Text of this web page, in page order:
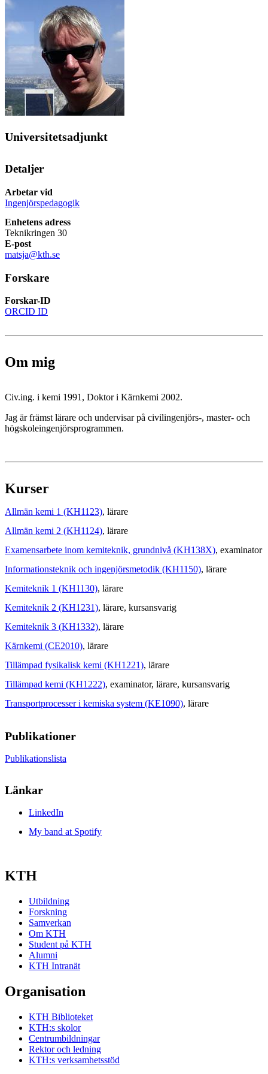
Universitetsadjunkt
Detaljer
Arbetar vid
Ingenjörspedagogik
Enhetens adress
Teknikringen 30
E-post
matsja@kth.se
Forskare
Forskar-ID
ORCID ID
Om mig
Civ.ing. i kemi 1991, Doktor i Kärnkemi 2002.
Jag är främst lärare och undervisar på civilingenjörs-, master- och
högskoleingenjörsprogrammen.
Kurser
Allmän kemi 1 (KH1123), lärare
Allmän kemi 2 (KH1124), lärare
Examensarbete inom kemiteknik, grundnivå (KH138X), examinator
Informationsteknik och ingenjörsmetodik (KH1150), lärare
Kemiteknik 1 (KH1130), lärare
Kemiteknik 2 (KH1231), lärare, kursansvarig
Kemiteknik 3 (KH1332), lärare
Kärnkemi (CE2010), lärare
Tillämpad fysikalisk kemi (KH1221), lärare
Tillämpad kemi (KH1222), examinator, lärare, kursansvarig
Transportprocesser i kemiska system (KE1090), lärare
Publikationer
Publikationslista
Länkar
LinkedIn
My band at Spotify
KTH
Utbildning
Forskning
Samverkan
Om KTH
Student på KTH
Alumni
KTH Intranät
Organisation
KTH Biblioteket
KTH:s skolor
Centrumbildningar
Rektor och ledning
KTH:s verksamhetsstöd